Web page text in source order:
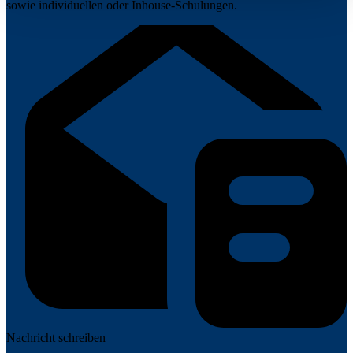
sowie individuellen oder Inhouse-Schulungen.
Nachricht schreiben